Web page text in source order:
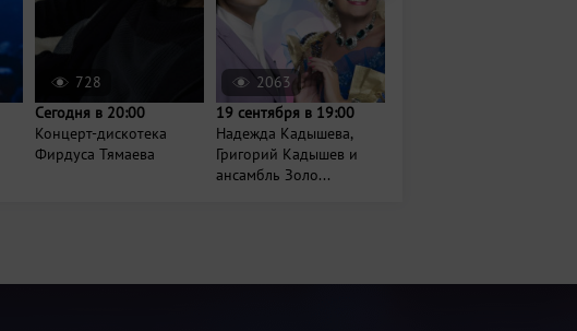
728
Сегодня в 20:00
Концерт-дискотека
Фирдуса Тямаева
2063
19 сентября в 19:00
Надежда Кадышева,
Григорий Кадышев и
ансамбль Золо...